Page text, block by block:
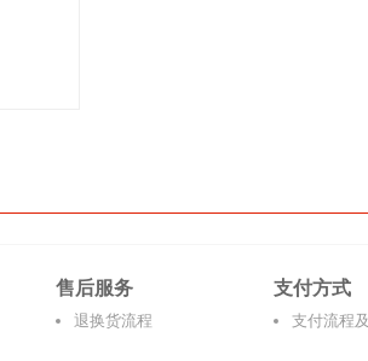
售后服务
退换货流程
支付方式
支付流程